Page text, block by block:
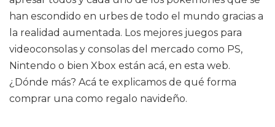
han escondido en urbes de todo el mundo gracias a
la realidad aumentada. Los mejores juegos para
videoconsolas y consolas del mercado como PS,
Nintendo o bien Xbox están acá, en esta web.
¿Dónde más? Acá te explicamos de qué forma
comprar una como regalo navideño.